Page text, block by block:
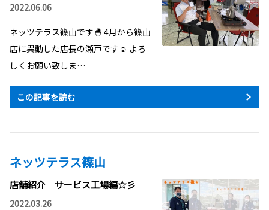
2022.06.06
ネッツテラス篠山です🐣 4月から篠山
店に異動した店長の瀬戸です☺️ よろ
しくお願い致しま…
この記事を読む
ネッツテラス篠山
店舗紹介 サービス工場編☆彡
2022.03.26